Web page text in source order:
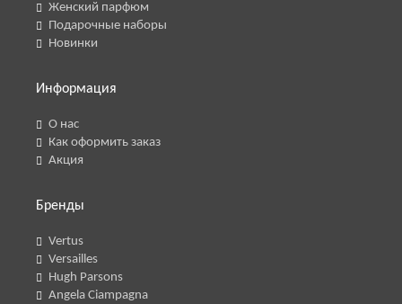
Женский парфюм
Подарочные наборы
Новинки
Информация
О нас
Как оформить заказ
Акция
Бренды
Vertus
Versailles
Hugh Parsons
Angela Ciampagna